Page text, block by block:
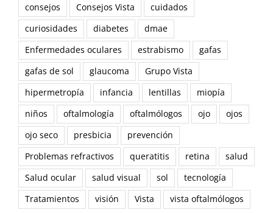
consejos
Consejos Vista
cuidados
curiosidades
diabetes
dmae
Enfermedades oculares
estrabismo
gafas
gafas de sol
glaucoma
Grupo Vista
hipermetropía
infancia lentillas
miopía
niños
oftalmología oftalmólogos ojo
ojos
ojo seco
presbicia
prevención
Problemas refractivos
queratitis retina
salud
Salud ocular
salud visual sol
tecnología
Tratamientos
visión Vista vista oftalmólogos